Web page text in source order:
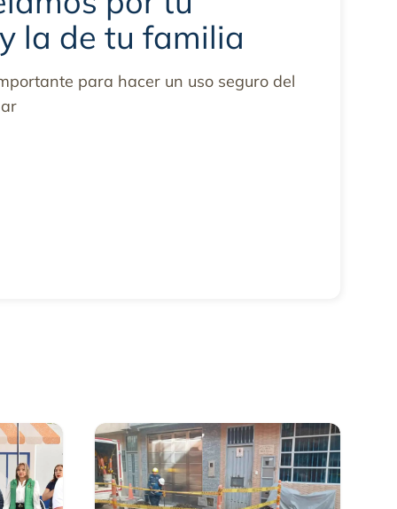
la de tu familia
para hacer un uso seguro del